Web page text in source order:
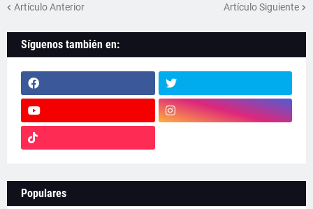
Artículo Anterior Artículo Siguiente
Síguenos también en:
Populares